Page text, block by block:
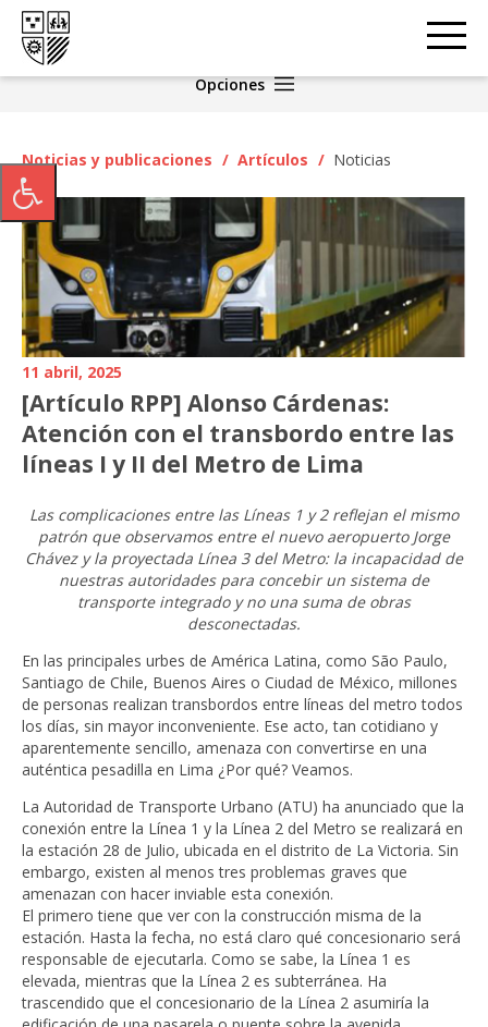
Opciones
Noticias y publicaciones / Artículos / Noticias
11 abril, 2025
[Artículo RPP] Alonso Cárdenas:
Atención con el transbordo entre las
líneas I y II del Metro de Lima
Las complicaciones entre las Líneas 1 y 2 reflejan el mismo
patrón que observamos entre el nuevo aeropuerto Jorge
Chávez y la proyectada Línea 3 del Metro: la incapacidad de
nuestras autoridades para concebir un sistema de
transporte integrado y no una suma de obras
desconectadas.
En las principales urbes de América Latina, como São Paulo,
Santiago de Chile, Buenos Aires o Ciudad de México, millones
de personas realizan transbordos entre líneas del metro todos
los días, sin mayor inconveniente. Ese acto, tan cotidiano y
aparentemente sencillo, amenaza con convertirse en una
auténtica pesadilla en Lima ¿Por qué? Veamos.
La Autoridad de Transporte Urbano (ATU) ha anunciado que la
conexión entre la Línea 1 y la Línea 2 del Metro se realizará en
la estación 28 de Julio, ubicada en el distrito de La Victoria. Sin
embargo, existen al menos tres problemas graves que
amenazan con hacer inviable esta conexión.
El primero tiene que ver con la construcción misma de la
estación. Hasta la fecha, no está claro qué concesionario será
responsable de ejecutarla. Como se sabe, la Línea 1 es
elevada, mientras que la Línea 2 es subterránea. Ha
trascendido que el concesionario de la Línea 2 asumiría la